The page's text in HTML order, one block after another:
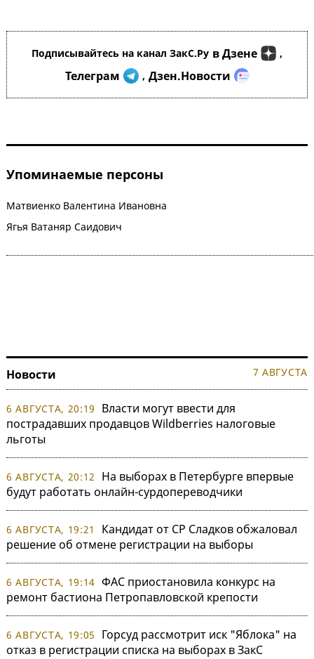
Подписывайтесь на канал ЗакС.Ру в Дзене ,
Телеграм , Дзен.Новости
Упоминаемые персоны
Матвиенко Валентина Ивановна
Ягья Ватаняр Саидович
Новости 7 АВГУСТА
6 АВГУСТА, 20:19
Власти могут ввести для
пострадавших продавцов Wildberries налоговые
льготы
6 АВГУСТА, 20:12
На выборах в Петербурге впервые
будут работать онлайн-сурдопереводчики
6 АВГУСТА, 19:21
Кандидат от СР Сладков обжаловал
решение об отмене регистрации на выборы
6 АВГУСТА, 19:14 ФАС приостановила конкурс на
ремонт бастиона Петропавловской крепости
6 АВГУСТА, 19:05
Горсуд рассмотрит иск "Яблока" на
отказ в регистрации списка на выборах в ЗакС